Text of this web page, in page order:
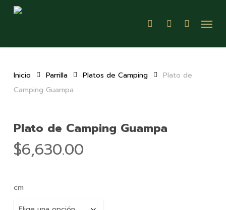
content
search account Menu
Inicio Parrilla Platos de Camping
Plato de
Camping Guampa
Plato de Camping Guampa
$6,630.00
cm